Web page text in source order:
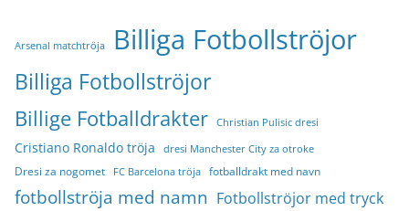
Arsenal matchtröja Billiga Fotbollströjor
Billiga Fotbollströjor
Billige Fotballdrakter Christian Pulisic dresi
Cristiano Ronaldo tröja dresi Manchester City za otroke
Dresi za nogomet FC Barcelona tröja fotballdrakt med navn
fotbollströja med namn Fotbollströjor med tryck